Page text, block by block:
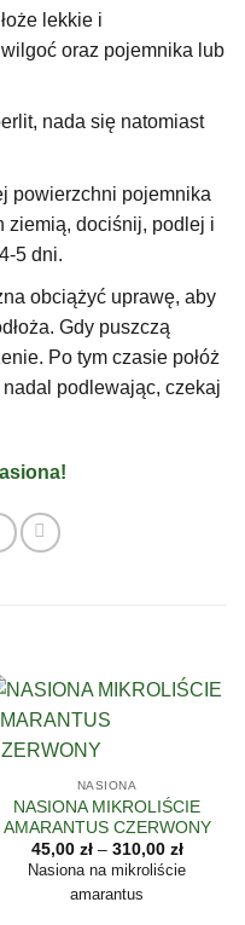
lekkie i
oraz pojemnika lub
nada się natomiast
powierzchni pojemnika
ziemią, dociśnij, podlej i
5 dni.
obciążyć uprawę, aby
Gdy puszczą
Po tym czasie połóż
podlewając, czekaj
NASIONA
NASIONA MIKROLIŚCIE
AMARANTUS CZERWONY
45,00 zł – 310,00 złZakres
cen:
od
Nasiona na mikroliście
amarantus